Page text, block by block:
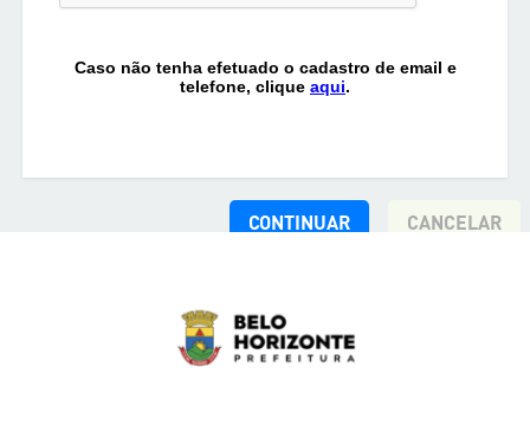
Caso não tenha efetuado o cadastro de email e
telefone, clique aqui.
CONTINUAR CANCELAR